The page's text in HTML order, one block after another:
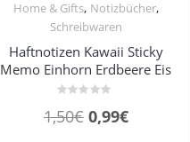
Home & Gifts, Notizbücher,
Schreibwaren
Haftnotizen Kawaii Sticky
Memo Einhorn Erdbeere Eis
mit
1,50€ Ursprünglicher
0,99€Aktueller